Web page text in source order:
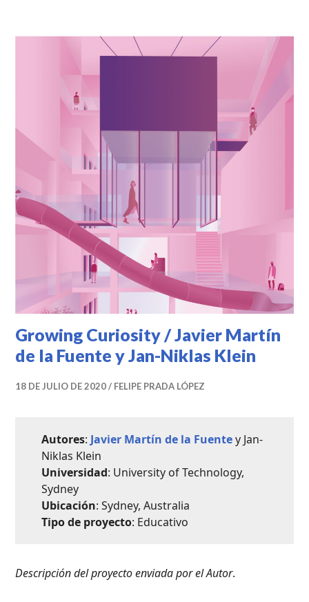
Growing Curiosity / Javier Martín
de la Fuente y Jan-Niklas Klein
18 DE JULIO DE 2020 FELIPE PRADA LÓPEZ
Autores: Javier Martín de la Fuentey Jan-
Niklas Klein
Universidad: University of Technology,
Sydney
Ubicación: Sydney, Australia
Tipo de proyecto: Educativo
Descripción del proyecto enviada por el Autor.